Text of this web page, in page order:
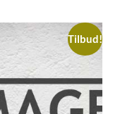
Tilbud!